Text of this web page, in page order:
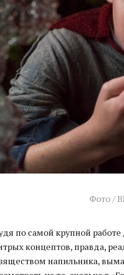
Фото /
по самой крупной
концептов, правда,
напильника,